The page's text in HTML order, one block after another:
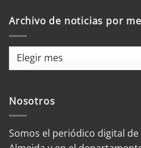
Archivo de noticias por
Archivo
mes
Nosotros
Somos el periódico digital